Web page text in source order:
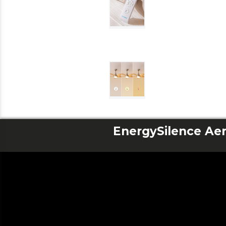
EnergySilence